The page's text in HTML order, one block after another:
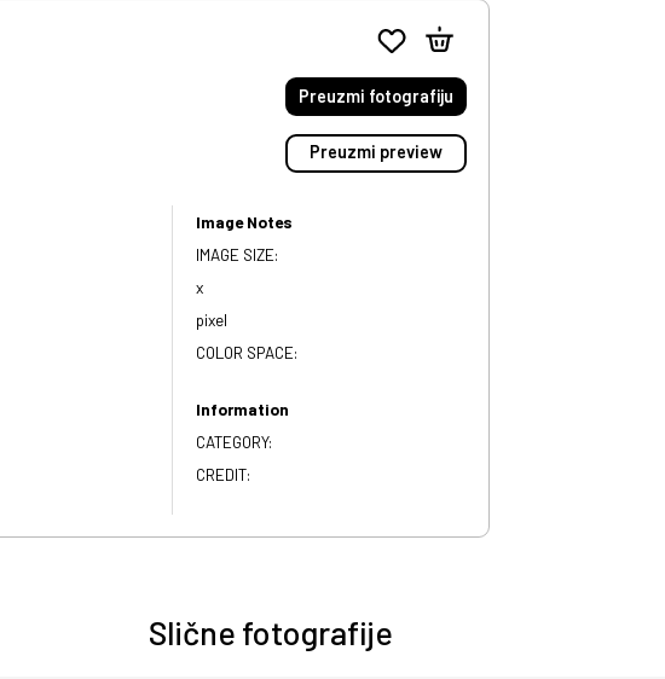
Preuzmi fotografiju
Preuzmi preview
Image Notes
IMAGE SIZE:
x
pixel
COLOR SPACE:
Information
CATEGORY:
CREDIT:
Slične fotografije